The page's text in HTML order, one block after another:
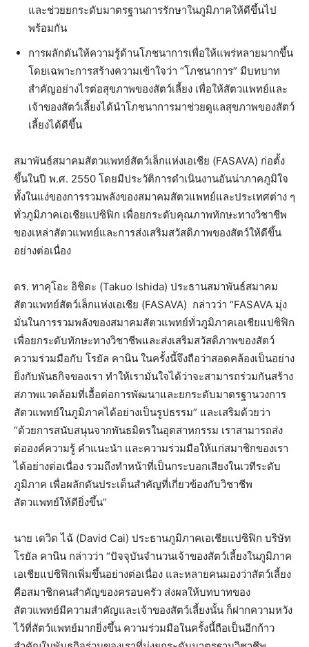
และช่วยยกระดับมาตรฐานการรักษาในภูมิภาคให้ดีขึ้นไป
พร้อมกัน
การผลักดันให้ความรู้ด้านโภชนาการเพื่อให้แพร่หลายมากขึ้น
โดยเฉพาะการสร้างความเข้าใจว่า “โภชนาการ” มีบทบาท
สำคัญอย่างไรต่อสุขภาพของสัตว์เลี้ยง เพื่อให้สัตวแพทย์และ
เจ้าของสัตว์เลี้ยงได้นำโภชนาการมาช่วยดูแลสุขภาพของสัตว์
เลี้ยงได้ดีขึ้น
สมาพันธ์สมาคมสัตวแพทย์สัตว์เล็กแห่งเอเชีย (FASAVA) ก่อตั้ง
ขึ้นในปี พ.ศ. 2550 โดยมีประวัติการดำเนินงานอันน่าภาคภูมิใจ
ทั้งในแง่ของการรวมพลังของสมาคมสัตวแพทย์และประเทศต่าง ๆ
ทั่วภูมิภาคเอเชียแปซิฟิก เพื่อยกระดับคุณภาพทักษะทางวิชาชีพ
ของเหล่าสัตวแพทย์และการส่งเสริมสวัสดิภาพของสัตว์ให้ดีขึ้น
อย่างต่อเนื่อง
ดร. ทาคุโอะ อิชิดะ (Takuo Ishida) ประธานสมาพันธ์สมาคม
สัตวแพทย์สัตว์เล็กแห่งเอเชีย (FASAVA) กล่าวว่า “FASAVA มุ่ง
มั่นในการรวมพลังของสมาคมสัตวแพทย์ทั่วภูมิภาคเอเชียแปซิฟิก
เพื่อยกระดับทักษะทางวิชาชีพและส่งเสริมสวัสดิภาพของสัตว์
ความร่วมมือกับ โรยัล คานิน ในครั้งนี้จึงถือว่าสอดคล้องเป็นอย่าง
ยิ่งกับพันธกิจของเรา ทำให้เรามั่นใจได้ว่าจะสามารถร่วมกันสร้าง
สภาพแวดล้อมที่เอื้อต่อการพัฒนาและยกระดับมาตรฐานวงการ
สัตวแพทย์ในภูมิภาคได้อย่างเป็นรูปธรรม” และเสริมด้วยว่า
“ด้วยการสนับสนุนจากพันธมิตรในอุตสาหกรรม เราสามารถส่ง
ต่อองค์ความรู้ คำแนะนำ และความร่วมมือให้แก่สมาชิกของเรา
ได้อย่างต่อเนื่อง รวมถึงทำหน้าที่เป็นกระบอกเสียงในเวทีระดับ
ภูมิภาค เพื่อผลักดันประเด็นสำคัญที่เกี่ยวข้องกับวิชาชีพ
สัตวแพทย์ให้ดียิ่งขึ้น”
นาย เดวิด ไฉ้ (David Cai) ประธานภูมิภาคเอเชียแปซิฟิก บริษัท
โรยัล คานิน กล่าวว่า “ปัจจุบันจำนวนเจ้าของสัตว์เลี้ยงในภูมิภาค
เอเชียแปซิฟิกเพิ่มขึ้นอย่างต่อเนื่อง และหลายคนมองว่าสัตว์เลี้ยง
คือสมาชิกคนสำคัญของครอบครัว ส่งผลให้บทบาทของ
สัตวแพทย์มีความสำคัญและเจ้าของสัตว์เลี้ยงนั้น ก็ฝากความหวัง
ไว้ที่สัตว์แพทย์มากยิ่งขึ้น ความร่วมมือในครั้งนี้ถือเป็นอีกก้าว